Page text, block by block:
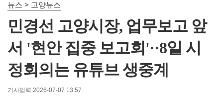
뉴스 > 고양뉴스
민경선 고양시장, 업무보고 앞
서 '현안 집중 보고회'··8일 시
정회의는 유튜브 생중계
기사입력 2026-07-07 13:57